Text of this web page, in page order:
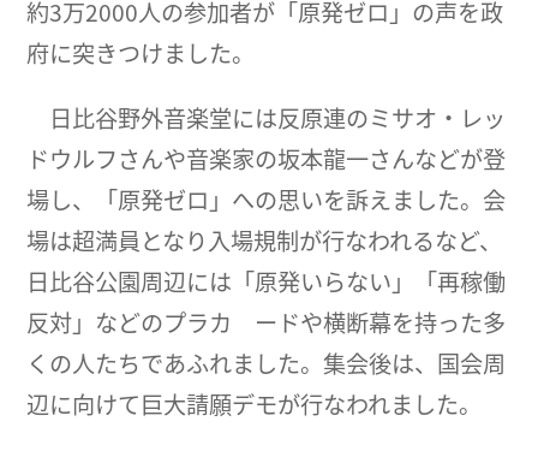
約3万2000人の参加者が「原発ゼロ」の声を政
府に突きつけました。
日比谷野外音楽堂には反原連のミサオ・レッ
ドウルフさんや音楽家の坂本龍一さんなどが登
場し、「原発ゼロ」への思いを訴えました。会
場は超満員となり入場規制が行なわれるなど、
日比谷公園周辺には「原発いらない」「再稼働
反対」などのプラカ ードや横断幕を持った多
くの人たちであふれました。集会後は、国会周
辺に向けて巨大請願デモが行なわれました。